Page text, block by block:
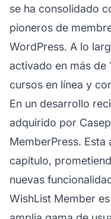
se ha consolidado
pioneros de
WordPress. A lo
activado en más de
cursos en línea y
En un desarrollo
adquirido por
MemberPress. Esta
capítulo,
nuevas
WishList Member